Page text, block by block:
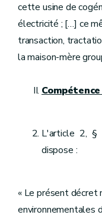
cette usine de
électricité ; […] ce
transaction,
la maison-mère
L'article 2, §
dispose :
« Le présent décret
environnementales